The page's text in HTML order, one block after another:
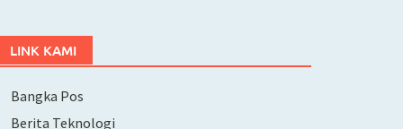
LINK KAMI
Bangka Pos
Berita Teknologi